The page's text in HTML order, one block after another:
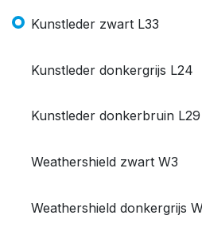
Kunstleder zwart L33
Kunstleder donkergrijs L24
Kunstleder donkerbruin L29
Weathershield zwart W3
Weathershield donkergrijs